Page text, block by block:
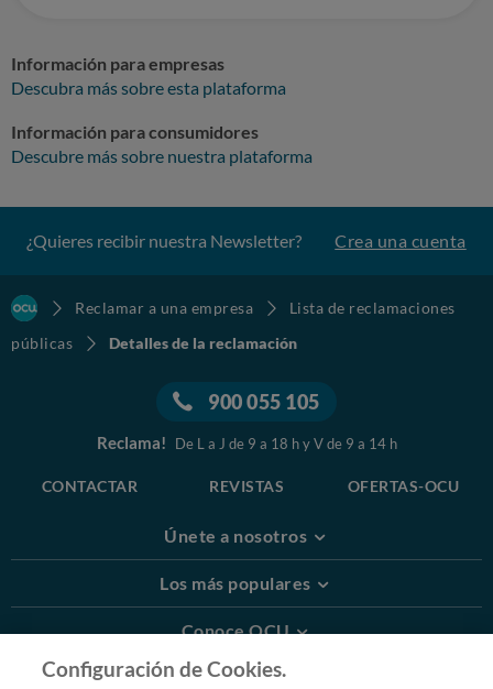
Información para empresas
Descubra más sobre esta plataforma
Información para consumidores
Descubre más sobre nuestra plataforma
¿Quieres recibir nuestra Newsletter? Crea una cuenta
Reclamar a una empresa
Lista de reclamaciones
públicas
Detalles de la reclamación
900 055 105
Reclama! De L a J de 9 a 18 h y V de 9 a 14 h
CONTACTAR REVISTAS OFERTAS-OCU
Únete a nosotros
Los más populares
Conoce OCU
Más Información
Configuración de Cookies.